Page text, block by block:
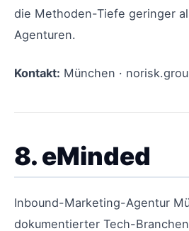
die Methoden-Tiefe geringer
Agenturen.
Kontakt: München ·
8. eMinded
Inbound-Marketing-Agentur
dokumentierter Tech-